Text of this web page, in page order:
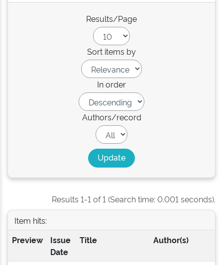
Results/Page
Sort items by
In order
Authors/record
Results 1-1 of 1 (Search time: 0.001 seconds).
Item hits:
Preview
Issue
Date
Title Author(s)